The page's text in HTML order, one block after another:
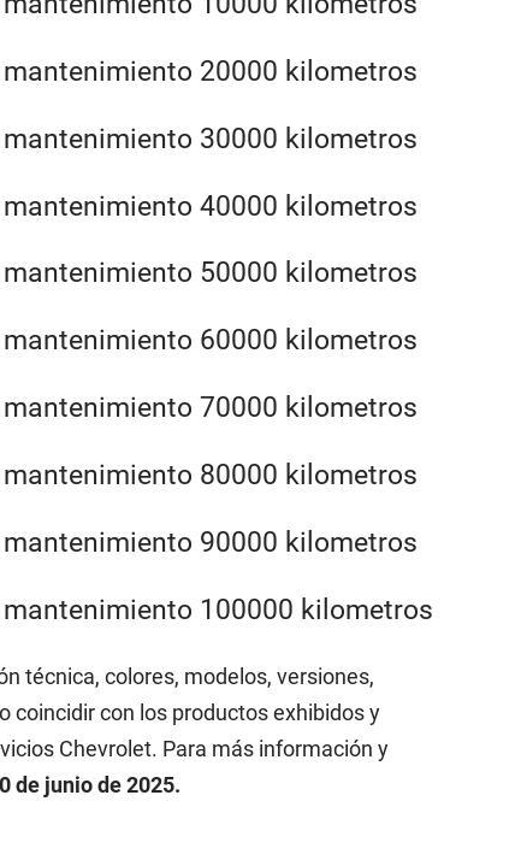
técnica, colores, modelos, versiones,
coincidir con los productos exhibidos y
Chevrolet. Para más información y
de junio de 2025.